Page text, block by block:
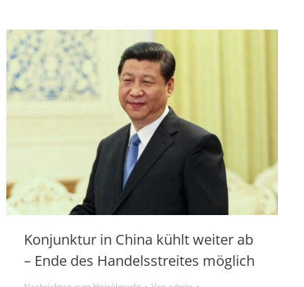
Konjunktur in China kühlt weiter ab
– Ende des Handelsstreites möglich